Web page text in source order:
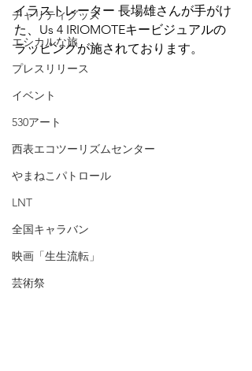
チャリティグッズ
エシカルな旅
プレスリリース
イベント
530アート
西表エコツーリズムセンター
やまねこパトロール
LNT
全国キャラバン
映画「生生流転」
芸術祭
イラストレーター 長場雄さんが手がけ
た、Us 4 IRIOMOTEキービジュアルの
ラッピングが施されております。